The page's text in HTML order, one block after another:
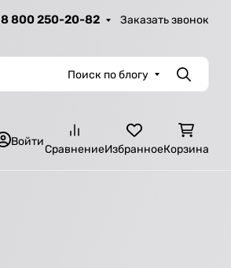
8 800 250-20-82 Заказать звонок
Поиск по блогу Поиск
Войти
СравнениеИзбранноеКорзина